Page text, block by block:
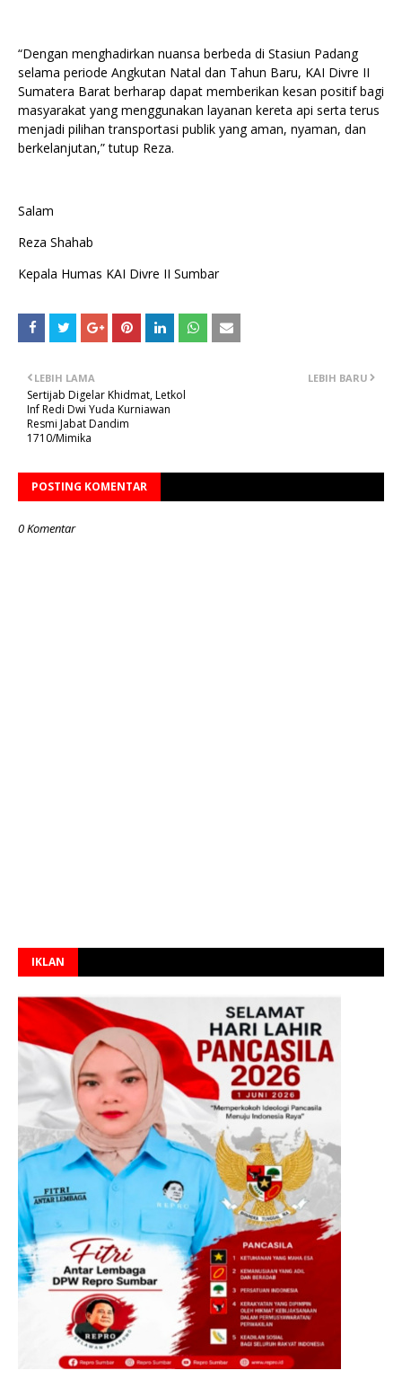
“Dengan menghadirkan nuansa berbeda di Stasiun Padang
selama periode Angkutan Natal dan Tahun Baru, KAI Divre II
Sumatera Barat berharap dapat memberikan kesan positif bagi
masyarakat yang menggunakan layanan kereta api serta terus
menjadi pilihan transportasi publik yang aman, nyaman, dan
berkelanjutan,” tutup Reza.
Salam
Reza Shahab
Kepala Humas KAI Divre II Sumbar
LEBIH BARU
LEBIH LAMA
Sertijab Digelar Khidmat, Letkol
Inf Redi Dwi Yuda Kurniawan
Resmi Jabat Dandim
1710/Mimika
POSTING KOMENTAR
0 Komentar
IKLAN